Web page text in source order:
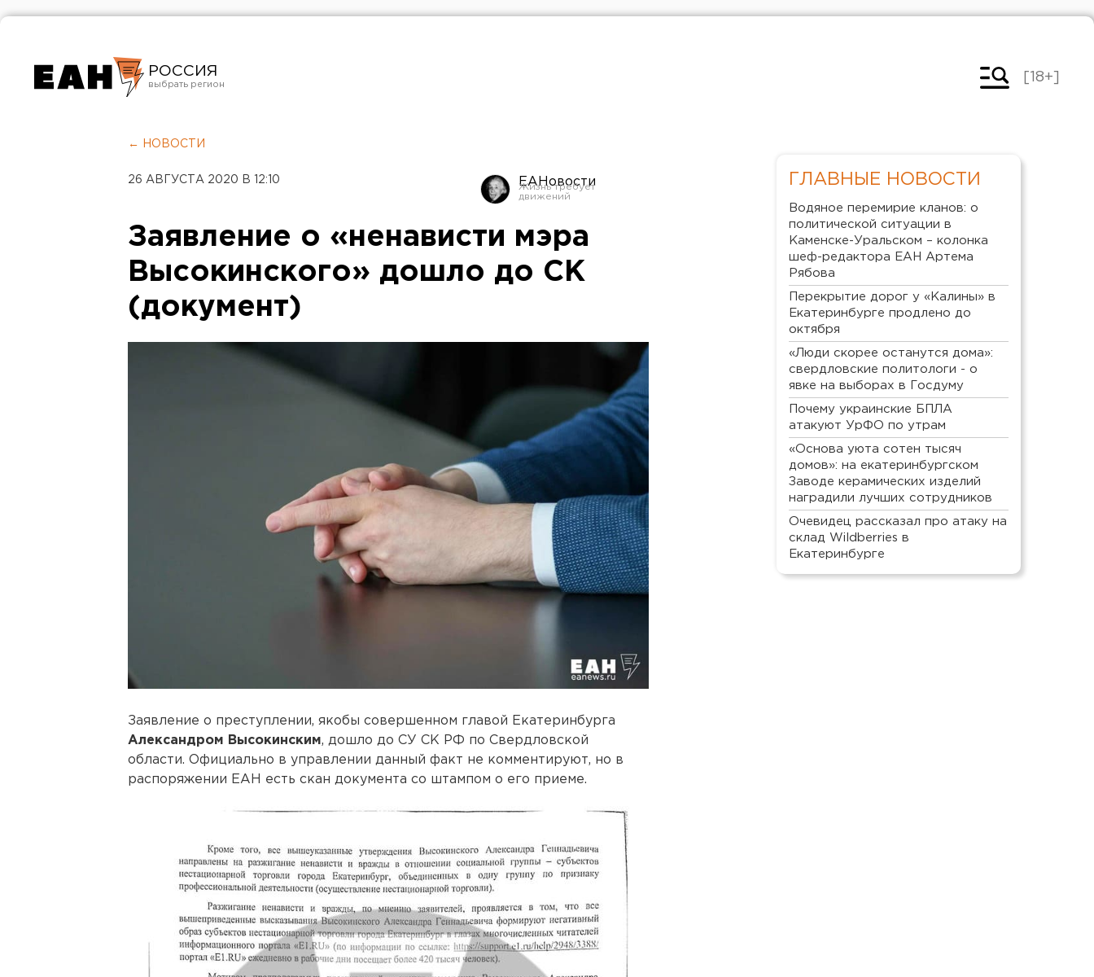
РОССИЯ
Челябинск
[18+]
← НОВОСТИ
26 АВГУСТА 2020 В 12:10 ЕАНовости
Заявление о «ненависти мэра
Высокинского» дошло до СК
(документ)
Заявление о преступлении, якобы совершенном главой Екатеринбурга
Александром Высокинским, дошло до СУ СК РФ по Свердловской
области. Официально в управлении данный факт не комментируют, но в
распоряжении ЕАН есть скан документа со штампом о его приеме.
ГЛАВНЫЕ НОВОСТИ
Водяное перемирие кланов: о
политической ситуации в
Каменске-Уральском – колонка
шеф-редактора ЕАН Артема
Рябова
Перекрытие дорог у «Калины» в
Екатеринбурге продлено до
октября
«Люди скорее останутся дома»:
свердловские политологи - о
явке на выборах в Госдуму
Почему украинские БПЛА
атакуют УрФО по утрам
«Основа уюта сотен тысяч
домов»: на екатеринбургском
Заводе керамических изделий
наградили лучших сотрудников
Очевидец рассказал про атаку на
склад Wildberries в
Екатеринбурге